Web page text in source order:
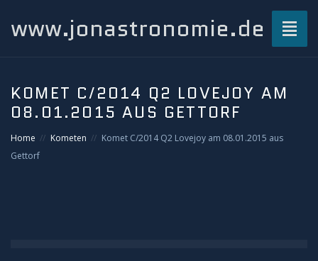
www.jonastronomie.de
Beiträge
Atmosphärisches und Naturphänomene
KOMET C/2014 Q2 LOVEJOY AM
08.01.2015 AUS GETTORF
Home Kometen
Komet C/2014 Q2 Lovejoy am 08.01.2015 aus
Gettorf